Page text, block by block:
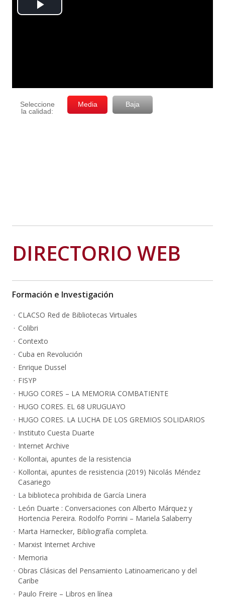
DIRECTORIO WEB
Formación e Investigación
CLACSO Red de Bibliotecas Virtuales
Colibri
Contexto
Cuba en Revolución
Enrique Dussel
FISYP
HUGO CORES – LA MEMORIA COMBATIENTE
HUGO CORES. EL 68 URUGUAYO
HUGO CORES. LA LUCHA DE LOS GREMIOS SOLIDARIOS
Instituto Cuesta Duarte
Internet Archive
Kollontai, apuntes de la resistencia
Kollontai, apuntes de resistencia (2019) Nicolás Méndez
Casariego
La biblioteca prohibida de García Linera
León Duarte : Conversaciones con Alberto Márquez y
Hortencia Pereira. Rodolfo Porrini – Mariela Salaberry
Marta Harnecker, Bibliografía completa.
Marxist Internet Archive
Memoria
Obras Clásicas del Pensamiento Latinoamericano y del
Caribe
Paulo Freire – Libros en línea